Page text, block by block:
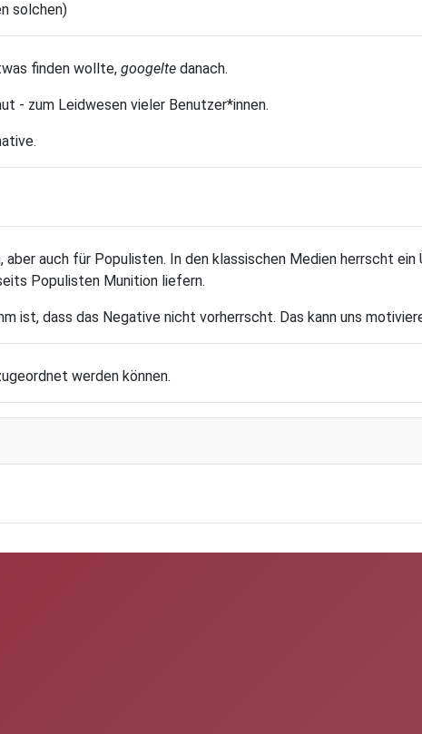
solchen)
finden wollte, googelte danach.
- zum Leidwesen vieler Benutzer*innen.
auch für Populisten. In den klassischen Medien herrscht
Populisten Munition liefern.
ist, dass das Negative nicht vorherrscht. Das kann uns
werden können.